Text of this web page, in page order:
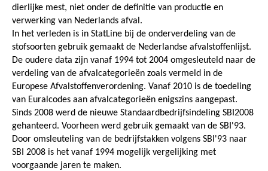
dierlijke mest, niet onder de definitie van productie en
verwerking van Nederlands afval.
In het verleden is in StatLine bij de onderverdeling van de
stofsoorten gebruik gemaakt de Nederlandse afvalstoffenlijst.
De oudere data zijn vanaf 1994 tot 2004 omgesleuteld naar de
verdeling van de afvalcategorieën zoals vermeld in de
Europese Afvalstoffenverordening. Vanaf 2010 is de toedeling
van Euralcodes aan afvalcategorieën enigszins aangepast.
Sinds 2008 werd de nieuwe Standaardbedrijfsindeling SBI2008
gehanteerd. Voorheen werd gebruik gemaakt van de SBI'93.
Door omsleuteling van de bedrijfstakken volgens SBI'93 naar
SBI 2008 is het vanaf 1994 mogelijk vergelijking met
voorgaande jaren te maken.